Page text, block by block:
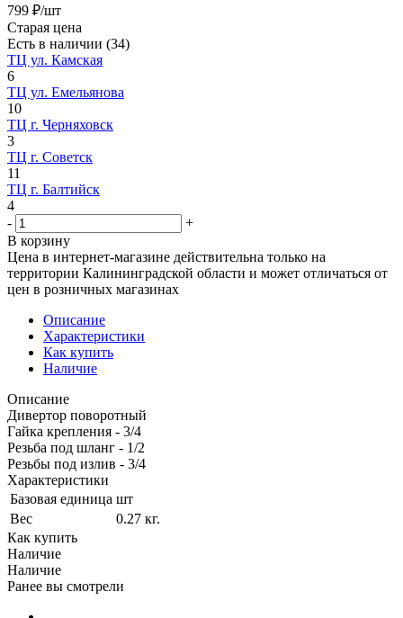
799 ₽/шт
Старая цена
Есть в наличии (34)
ТЦ ул. Камская
6
ТЦ ул. Емельянова
10
ТЦ г. Черняховск
3
ТЦ г. Советск
11
ТЦ г. Балтийск
4
-
+
В корзину
Цена в интернет-магазине действительна только на
территории Калининградской области и может отличаться от
цен в розничных магазинах
Описание
Характеристики
Как купить
Наличие
Описание
Дивертор поворотный
Гайка крепления - 3/4
Резьба под шланг - 1/2
Резьбы под излив - 3/4
Характеристики
Базовая единица шт
Вес
0.27 кг.
Как купить
Наличие
Наличие
Ранее вы смотрели